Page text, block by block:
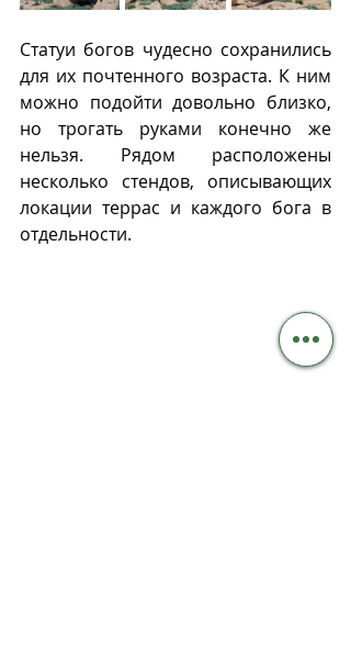
Статуи богов чудесно сохранились
для их почтенного возраста. К ним
можно подойти довольно близко,
но трогать руками конечно же
нельзя. Рядом расположены
несколько стендов, описывающих
локации террас и каждого бога в
отдельности.